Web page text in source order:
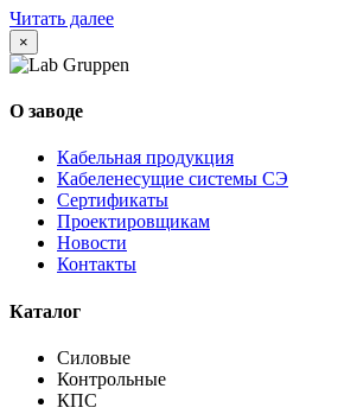
Читать далее
×
О заводе
Кабельная продукция
Кабеленесущие системы СЭ
Сертификаты
Проектировщикам
Новости
Контакты
Каталог
Силовые
Контрольные
КПС